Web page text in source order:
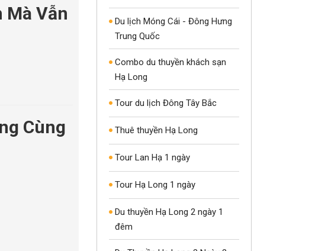
Mà Vẫn
Cùng
Du lịch Móng Cái - Đông Hưng
Trung Quốc
Combo du thuyền khách sạn
Hạ Long
Tour du lịch Đông Tây Bắc
Thuê thuyền Hạ Long
Tour Lan Hạ 1 ngày
Tour Hạ Long 1 ngày
Du thuyền Hạ Long 2 ngày 1
đêm